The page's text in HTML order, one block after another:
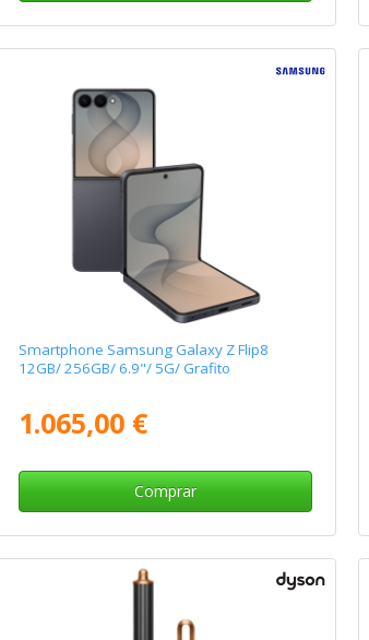
Smartphone Samsung Galaxy Z Flip8
12GB/ 256GB/ 6.9"/ 5G/ Grafito
1.065,00 €
Comprar